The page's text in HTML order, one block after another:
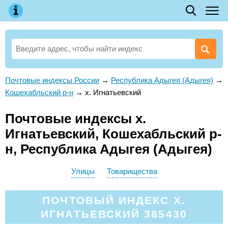
Почтовые индексы России → Республика Адыгея (Адыгея) →
Кошехабльский р-н → х. Игнатьевский
Почтовые индексы х.
Игнатьевский, Кошехабльский р-
н, Республика Адыгея (Адыгея)
Улицы Товарищества
ПОЧТОВЫЙ ИНДЕКС Х.
ИГНАТЬЕВСКИЙ 385430